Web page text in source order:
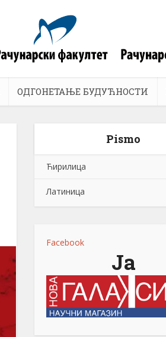
ОДГОНЕТАЊЕ БУДУЋНОСТИ
Pismo
Ћирилица
Латиница
Facebook
Ја